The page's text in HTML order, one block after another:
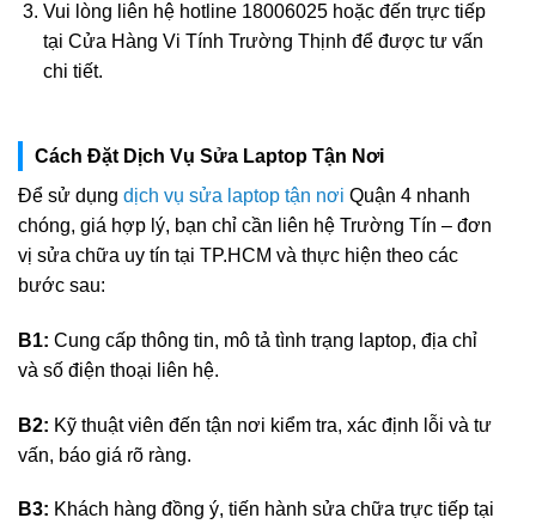
Vui lòng liên hệ hotline 18006025 hoặc đến trực tiếp
tại Cửa Hàng Vi Tính Trường Thịnh để được tư vấn
chi tiết.
Cách Đặt Dịch Vụ Sửa Laptop Tận Nơi
Để sử dụng dịch vụ sửa laptop tận nơi Quận 4 nhanh
chóng, giá hợp lý, bạn chỉ cần liên hệ Trường Tín – đơn
vị sửa chữa uy tín tại TP.HCM và thực hiện theo các
bước sau:
B1: Cung cấp thông tin, mô tả tình trạng laptop, địa chỉ
và số điện thoại liên hệ.
B2: Kỹ thuật viên đến tận nơi kiểm tra, xác định lỗi và tư
vấn, báo giá rõ ràng.
B3: Khách hàng đồng ý, tiến hành sửa chữa trực tiếp tại